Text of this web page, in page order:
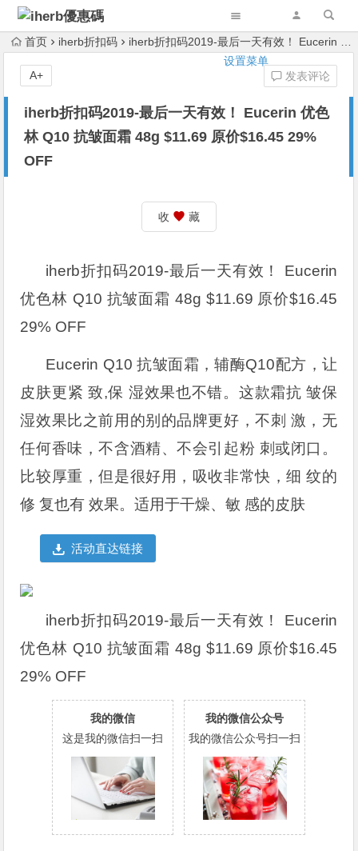
设置菜单
首页 iherb折扣码 iherb折扣码2019-最后一天有效！ Eucerin 优色林 Q10 抗皱面霜 48g $11.69 原价$16.45 29% OFF
iherb折扣码2019-最后一天有效！ Eucerin 优色
林 Q10 抗皱面霜 48g $11.69 原价$16.45 29%
OFF
发表评论
A+
收 藏
iherb折扣码2019-最后一天有效！ Eucerin
优色林 Q10 抗皱面霜 48g $11.69 原价$16.45
29% OFF
Eucerin Q10 抗皱面霜，辅酶Q10配方，让
皮肤更紧 致,保 湿效果也不错。这款霜抗 皱保
湿效果比之前用的别的品牌更好，不刺 激，无
任何香味，不含酒精、不会引起粉 刺或闭口。
比较厚重，但是很好用，吸收非常快，细 纹的
修 复也有 效果。适用于干燥、敏 感的皮肤
活动直达链接
iherb折扣码2019-最后一天有效！ Eucerin
优色林 Q10 抗皱面霜 48g $11.69 原价$16.45
29% OFF
我的微信
这是我的微信扫一扫
我的微信公众号
我的微信公众号扫一扫